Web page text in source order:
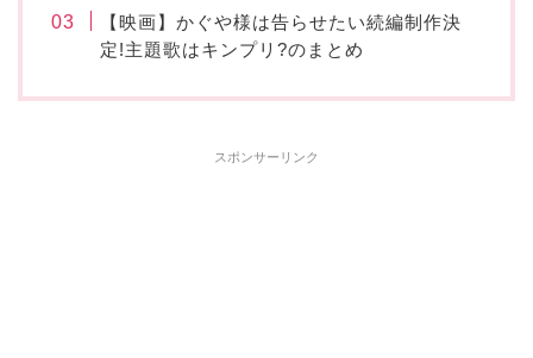
【映画】かぐや様は告らせたい続編制作決
定!主題歌はキンプリ?のまとめ
スポンサーリンク